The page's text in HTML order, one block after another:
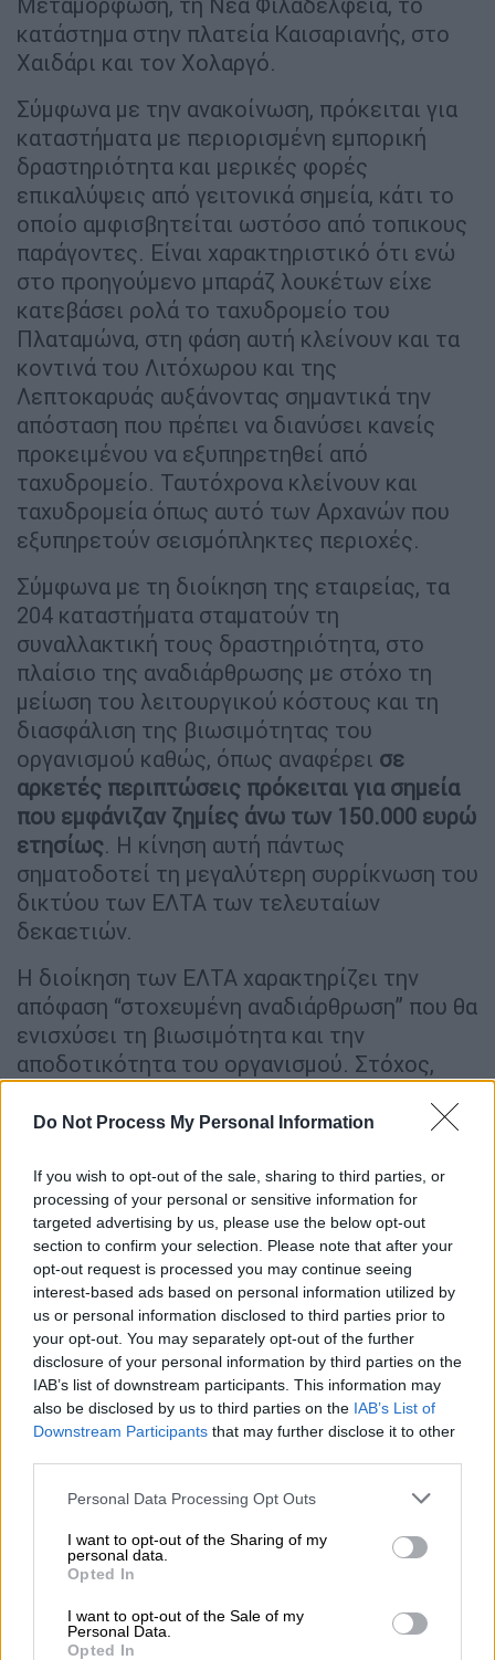
Do Not Process My Personal Information
If you wish to opt-out of the sale, sharing to third parties, or
processing of your personal or sensitive information for
targeted advertising by us, please use the below opt-out
section to confirm your selection. Please note that after your
opt-out request is processed you may continue seeing
interest-based ads based on personal information utilized by
us or personal information disclosed to third parties prior to
your opt-out. You may separately opt-out of the further
disclosure of your personal information by third parties on the
IAB’s list of downstream participants. This information may
also be disclosed by us to third parties on the IAB’s List of
Downstream Participants that may further disclose it to other
Please note that this website/app uses one or more Google
not limited to your visit or usage behaviour. You may click to
grant or deny consent to Google and its third-party tags to
use your data for below specified purposes in below Google
consent section.
Personal Data Processing Opt Outs
I want to opt-out of the Sharing of my
personal data.
Opted In
I want to opt-out of the Sale of my
Personal Data.
Opted In
κατάστημα στην πλατεία Καισαριανής, στο
Χαιδάρι και τον Χολαργό.
Σύμφωνα με την ανακοίνωση, πρόκειται για
καταστήματα με περιορισμένη εμπορική
δραστηριότητα και μερικές φορές
επικαλύψεις από γειτονικά σημεία, κάτι το
οποίο αμφισβητείται ωστόσο από τοπικους
παράγοντες. Είναι χαρακτηριστικό ότι ενώ
στο προηγούμενο μπαράζ λουκέτων είχε
κατεβάσει ρολά το ταχυδρομείο του
Πλαταμώνα, στη φάση αυτή κλείνουν και τα
κοντινά του Λιτόχωρου και της
Λεπτοκαρυάς αυξάνοντας σημαντικά την
απόσταση που πρέπει να διανύσει κανείς
προκειμένου να εξυπηρετηθεί από
ταχυδρομείο. Ταυτόχρονα κλείνουν και
ταχυδρομεία όπως αυτό των Αρχανών που
εξυπηρετούν σεισμόπληκτες περιοχές.
Σύμφωνα με τη διοίκηση της εταιρείας, τα
204 καταστήματα σταματούν τη
συναλλακτική τους δραστηριότητα, στο
πλαίσιο της αναδιάρθρωσης με στόχο τη
μείωση του λειτουργικού κόστους και τη
διασφάλιση της βιωσιμότητας του
οργανισμού καθώς, όπως αναφέρει σε
αρκετές περιπτώσεις πρόκειται για σημεία
που εμφάνιζαν ζημίες άνω των 150.000 ευρώ
ετησίως. Η κίνηση αυτή πάντως
σηματοδοτεί τη μεγαλύτερη συρρίκνωση του
δικτύου των ΕΛΤΑ των τελευταίων
δεκαετιών.
Η διοίκηση των ΕΛΤΑ χαρακτηρίζει την
απόφαση “στοχευμένη αναδιάρθρωση” που θα
ενισχύσει τη βιωσιμότητα και την
αποδοτικότητα του οργανισμού. Στόχος,
βάρους από το φυσικό δίκτυο στον
διατηρώντας παράλληλα την καθολική
κάλυψη σε όλη τη χώρα.
Σύμφωνα με τα στοιχεία της εταιρείας,η
συναλλακτική δραστηριότητα των
καταστημάτων συνεισφέρει λιγότερο από
10% των εσόδων, ενώ απορροφά
περισσότερο από το 50% των εξόδων. Το
ανισοζύγιο αυτό, σε συνδυασμό με τη
δραματική μείωση της επιστολικής
υποστηρίζει η διοίκηση, αναπόφευκτη την
αναδιάρθρωση.
Τα ΕΛΤΑ διαβεβαιώνουν ότι οι ταχυδρομικές
υπηρεσίες θα συνεχίσουν να παρέχονται
αδιάλειπτα σε κάθε περιοχή της χώρας,